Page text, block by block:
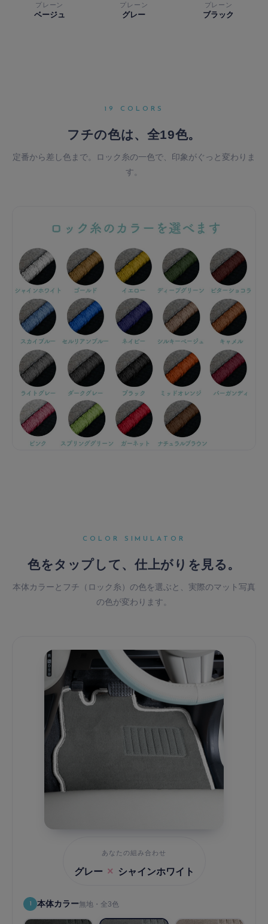
プレーン
ベージュ
プレーン
グレー
プレーン
ブラック
19 COLORS
フチの色は、 全19色。
定番から差し色まで。ロック糸の一色で、印象がぐっと変わりま
す。
COLOR SIMULATOR
色をタップして、 仕上がりを見る。
本体カラーとフチ（ロック糸）の色を選ぶと、実際のマット写真
の色が変わります。
あなたの組み合わせ
グレー × シャインホワイト
1 本体カラー無地・全3色